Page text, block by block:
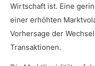
Wirtschaft ist. Eine
einer erhöhten
Vorhersage der
Transaktionen.